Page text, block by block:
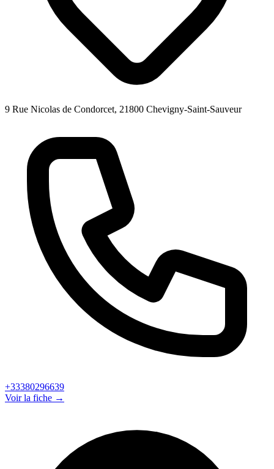
9 Rue Nicolas de Condorcet, 21800 Chevigny-Saint-Sauveur
+33380296639
Voir la fiche →